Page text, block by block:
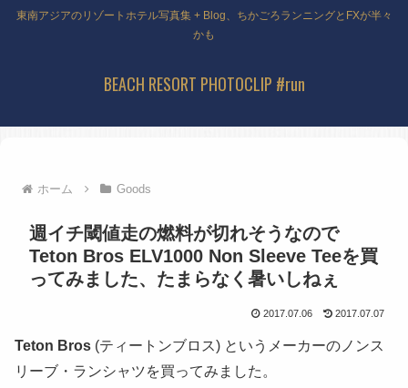
東南アジアのリゾートホテル写真集 + Blog、ちかごろランニングとFXが半々
かも
BEACH RESORT PHOTOCLIP #run
ホーム Goods
週イチ閾値走の燃料が切れそうなので
Teton Bros ELV1000 Non Sleeve Teeを買
ってみました、たまらなく暑いしねぇ
2017.07.06 2017.07.07
Teton Bros (ティートンブロス) というメーカーのノンス
リーブ・ランシャツを買ってみました。